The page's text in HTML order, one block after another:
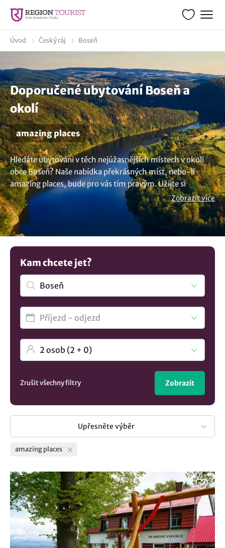
Úvod Český ráj Boseň
Doporučené ubytování Boseň a
okolí
amazing places
Hledáte ubytování v těch nejúžasnějších místech v okolí
obce Boseň? Naše nabídka překrásných míst, nebo-li
amazing places, bude pro vás tím pravým. Užijte si
neopakovatelný pobyt v jedinečném prostředí, které nabízí
kouzelná a úžasná místa. Nevybrali jste si? Mrkněte na
všechna
Zobrazit více
Kam chcete jet?
Zrušit všechny filtry Zobrazit
Upřesněte výběr
amazing places